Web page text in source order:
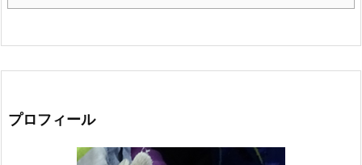
プロフィール